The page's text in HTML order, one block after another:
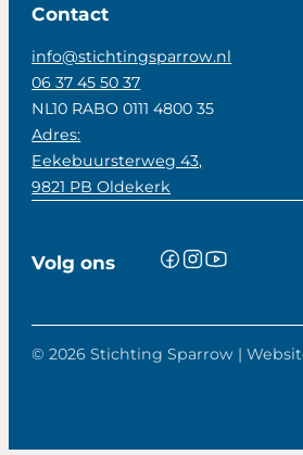
Contact
info@stichtingsparrow.nl
06 37 45 50 37
NL10 RABO 0111 4800 35
Adres:
Eekebuursterweg 43,
9821 PB Oldekerk
Volg ons
© 2026 Stichting Sparrow |